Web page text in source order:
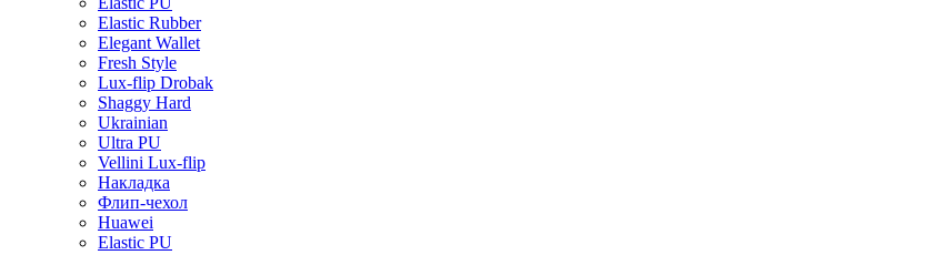
Elastic Rubber
Elegant Wallet
Fresh Style
Lux-flip Drobak
Shaggy Hard
Ukrainian
Ultra PU
Vellini Lux-flip
Накладка
Флип-чехол
Huawei
Elastic PU